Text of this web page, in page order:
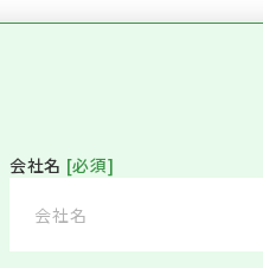
会社名 [必須]